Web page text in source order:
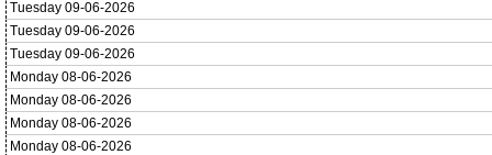
Tuesday 09-06-2026
Tuesday 09-06-2026
Tuesday 09-06-2026
Monday 08-06-2026
Monday 08-06-2026
Monday 08-06-2026
Monday 08-06-2026